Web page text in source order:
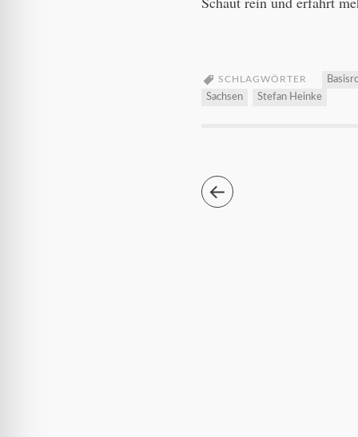
SCHLAGWÖRTER
Sachsen
Stefan Heinke